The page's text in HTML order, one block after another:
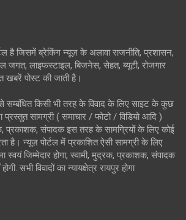
है जिसमें ब्रेकिंग न्यूज़ के अलावा राजनीति, प्रशासन,
जगत, लाइफस्टाइल, बिजनेस, सेहत, ब्यूटी, रोजगार
खबरें पोस्ट की जाती है।
सम्बंधित किसी भी तरह के विवाद के लिए साइट के कुछ
प्रस्तुत सामग्री ( समाचार / फोटो / विडियो आदि )
प्रकाशक, संपादक इस तरह के सामग्रियों के लिए कोई
है। न्यूज़ पोर्टल में प्रकाशित ऐसी सामग्री के लिए
स्वयं जिम्मेदार होगा, स्वामी, मुद्रक, प्रकाशक, संपादक
सभी विवादों का न्यायक्षेत्र रायपुर होगा